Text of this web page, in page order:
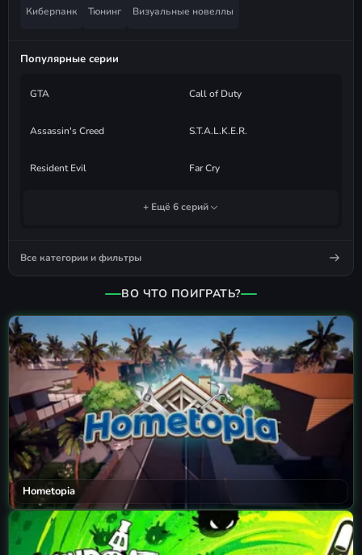
Киберпанк Тюнинг Визуальные новеллы
Популярные серии
GTA Call of Duty
Assassin's Creed S.T.A.L.K.E.R.
Resident Evil Far Cry
+ Ещё 6 серий
Все категории и фильтры
ВО ЧТО ПОИГРАТЬ?
Hometopia